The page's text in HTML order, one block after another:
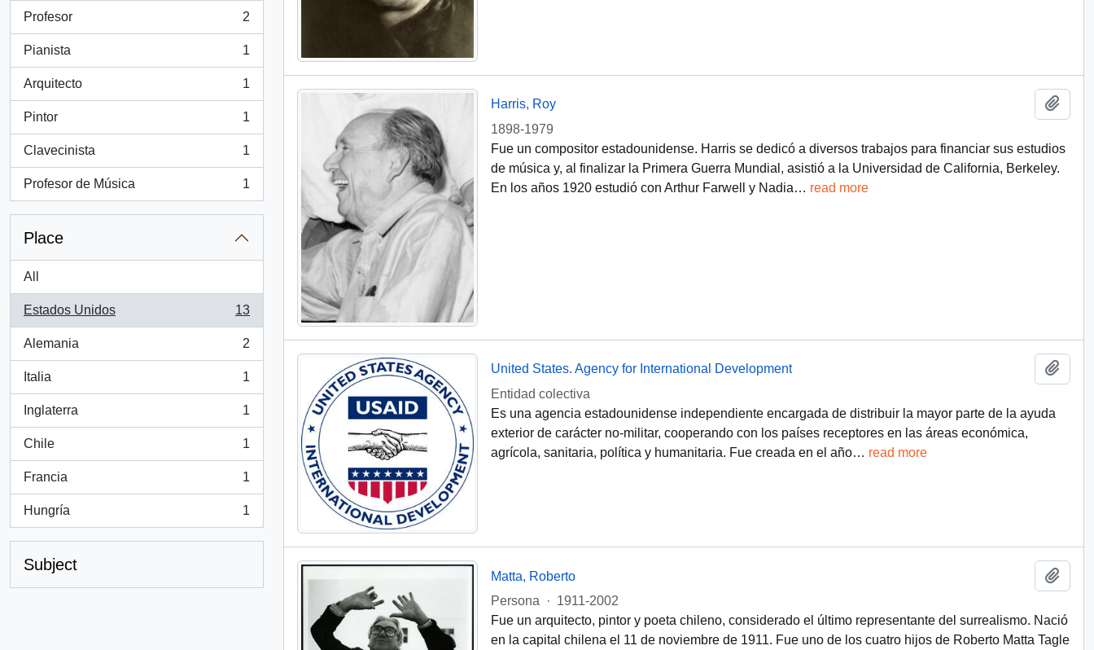
Profesor
, 2 results
2
Pianista
, 1 results
1
Arquitecto
, 1 results
1
Pintor
, 1 results
1
Clavecinista
, 1 results
1
Profesor de Música
, 1 results
1
Place
All
Estados Unidos
, 13 results
13
Alemania
, 2 results
2
Italia
, 1 results
1
Inglaterra
, 1 results
1
Chile
, 1 results
1
Francia
, 1 results
1
Hungría
, 1 results
1
Subject
Harris, Roy
1898-1979
Fue un compositor estadounidense. Harris se dedicó a diversos trabajos para financiar sus estudios
de música y, al finalizar la Primera Guerra Mundial, asistió a la Universidad de California, Berkeley.
En los años 1920 estudió con Arthur Farwell y Nadia… read more
United States. Agency for International Development
Entidad colectiva
Es una agencia estadounidense independiente encargada de distribuir la mayor parte de la ayuda
exterior de carácter no-militar, cooperando con los países receptores en las áreas económica,
agrícola, sanitaria, política y humanitaria. Fue creada en el año… read more
Matta, Roberto
Persona
· 1911-2002
Fue un arquitecto, pintor y poeta chileno, considerado el último representante del surrealismo. Nació
en la capital chilena el 11 de noviembre de 1911. Fue uno de los cuatro hijos de Roberto Matta Tagle